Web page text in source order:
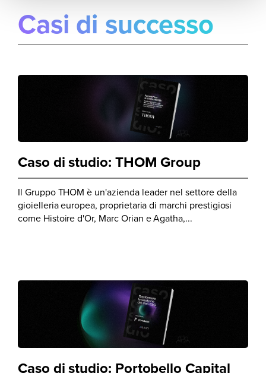
Casi di successo
Caso di studio: THOM Group
Il Gruppo THOM è un'azienda leader nel settore della
gioielleria europea, proprietaria di marchi prestigiosi
come Histoire d'Or, Marc Orian e Agatha,...
Caso di studio: Portobello Capital